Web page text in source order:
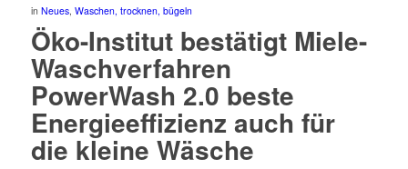
in Neues, Waschen, trocknen, bügeln
Öko-Institut bestätigt Miele-
Waschverfahren
PowerWash 2.0 beste
Energieeffizienz auch für
die kleine Wäsche